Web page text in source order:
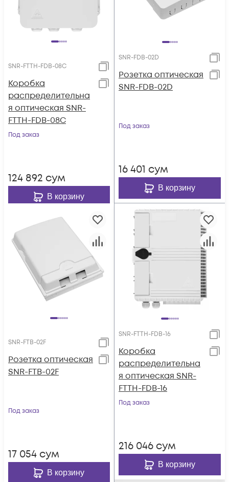
SNR-FTTH-FDB-08C
Коробка
распределительна
я оптическая SNR-
FTTH-FDB-08C
Под заказ
124 892 сум
В корзину
SNR-FDB-02D
Розетка оптическая
SNR-FDB-02D
Под заказ
16 401 сум
В корзину
SNR-FTB-02F
Розетка оптическая
SNR-FTB-02F
Под заказ
17 054 сум
В корзину
SNR-FTTH-FDB-16
Коробка
распределительна
я оптическая SNR-
FTTH-FDB-16
Под заказ
216 046 сум
В корзину